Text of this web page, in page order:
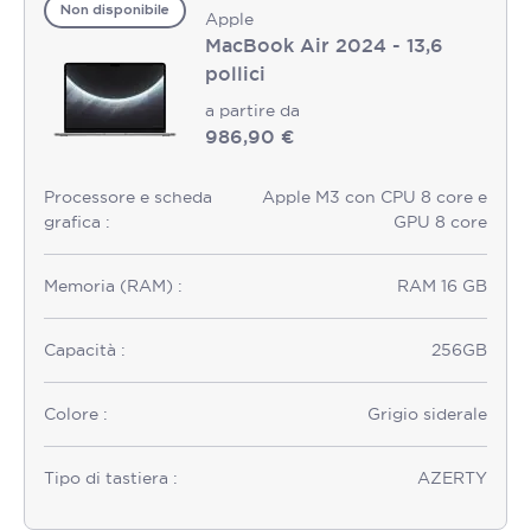
Non disponibile Apple
MacBook Air 2024 - 13,6
pollici
a partire da
986,90 €
Processore e scheda
grafica :
Apple M3 con CPU 8 core e
GPU 8 core
Memoria (RAM) : RAM 16 GB
Capacità : 256GB
Colore : Grigio siderale
Tipo di tastiera : AZERTY